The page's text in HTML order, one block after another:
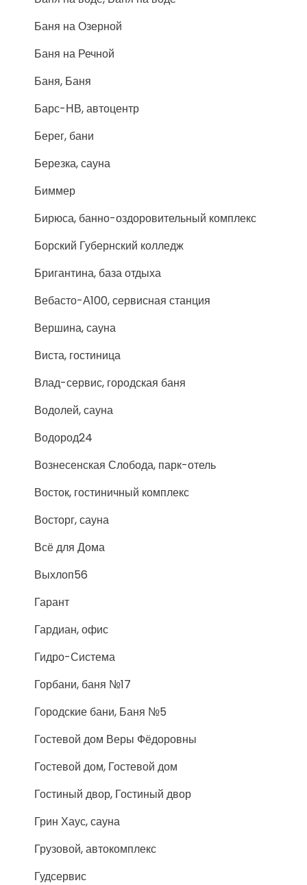
Баня на Озерной
Баня на Речной
Баня, Баня
Барс-НВ, автоцентр
Берег, бани
Березка, сауна
Биммер
Бирюса, банно-оздоровительный комплекс
Борский Губернский колледж
Бригантина, база отдыха
Вебасто-А100, сервисная станция
Вершина, сауна
Виста, гостиница
Влад-сервис, городская баня
Водолей, сауна
Водород24
Вознесенская Слобода, парк-отель
Восток, гостиничный комплекс
Восторг, сауна
Всё для Дома
Выхлоп56
Гарант
Гардиан, офис
Гидро-Система
Горбани, баня №17
Городские бани, Баня №5
Гостевой дом Веры Фёдоровны
Гостевой дом, Гостевой дом
Гостиный двор, Гостиный двор
Грин Хаус, сауна
Грузовой, автокомплекс
Гудсервис